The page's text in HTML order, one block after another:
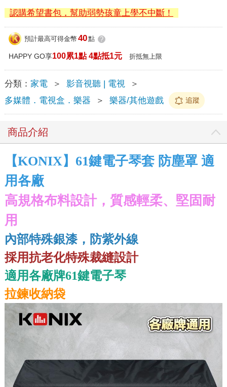
認購希望書包，幫助弱勢孩童上學不中斷！
預計最高可得金幣 40點 ?
HAPPY GO享100累1點 4點抵1元 折抵無上限
分類： 家電 ＞ 影音視聽 | 電視
＞
多媒體．電視盒．樂器
＞ 樂器/其他遊戲 追蹤
商品介紹
【KONIX】61鍵電子琴套 防塵罩 適
用各廠
高規格布料設計，質感輕柔、堅固耐
用
內部特殊銀漆，防紫外線
採用抗老化特殊裁縫設計
適用各廠牌61鍵電子琴
拉鍊收納袋